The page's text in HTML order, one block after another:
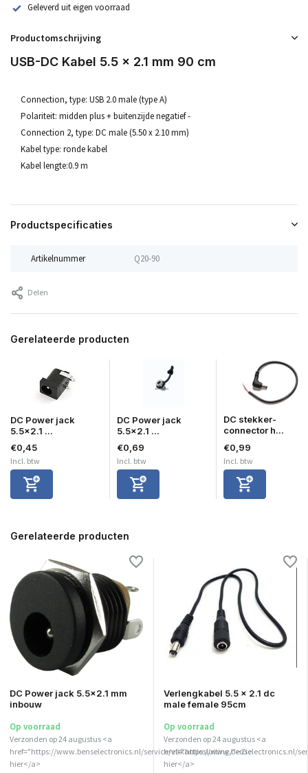
Geleverd uit eigen voorraad
Productomschrijving
USB-DC Kabel 5.5 x 2.1 mm 90 cm
Connection, type: USB 2.0 male (type A)
Polariteit: midden plus + buitenzijde negatief -
Connection 2, type: DC male (5.50 x 2.10 mm)
Kabel type: ronde kabel
Kabel lengte:0.9 m
Productspecificaties
Artikelnummer Q20-90
Delen
Gerelateerde producten
DC Power jack
5.5x2.1 ...
€0,45
Incl. btw
DC Power jack
5.5x2.1 ...
€0,69
Incl. btw
DC stekker-
connector h...
€0,99
Incl. btw
Gerelateerde producten
DC Power jack 5.5x2.1 mm
inbouw
Op voorraad
Verzonden op 24 augustus <a
href="https://www.benselectronics.nl/service/vakantiesluiting/">Zie
hier</a>
Verlengkabel 5.5 x 2.1 dc
male female 95cm
Op voorraad
Verzonden op 24 augustus <a
href="https://www.benselectronics.nl/
hier</a>